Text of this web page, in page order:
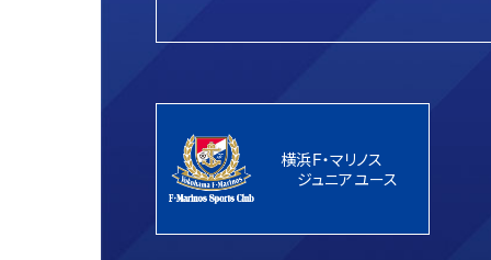
横浜F・マリノス
ジュニアユース